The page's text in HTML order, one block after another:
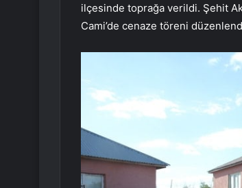
ilçesinde toprağa verildi. Şehit
Cami’de cenaze töreni